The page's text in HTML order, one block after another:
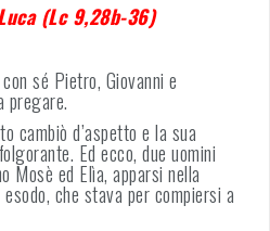
(Lc 9,28b-36)
sé Pietro, Giovanni e
pregare.
cambiò d’aspetto e la sua
Ed ecco, due uomini
Mosè ed Elìa, apparsi nella
che stava per compiersi a